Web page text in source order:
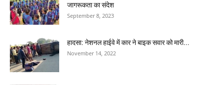
जागरूकता का संदेश
September 8, 2023
हादसा: नेशनल हाईवे में कार ने बाइक सवार को मारी...
November 14, 2022